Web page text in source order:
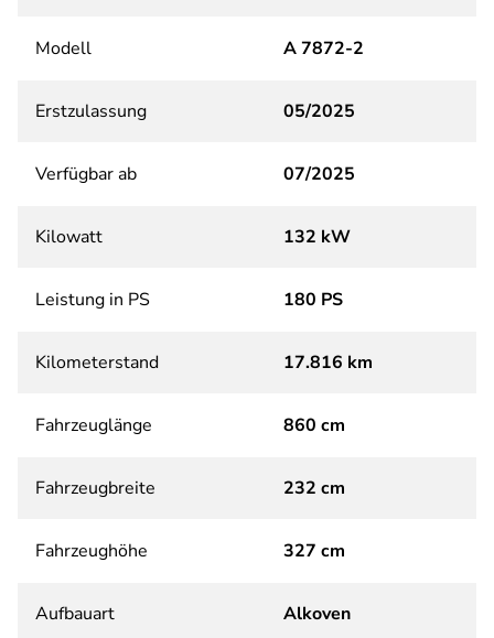
Modell A 7872-2
Erstzulassung 05/2025
Verfügbar ab 07/2025
Kilowatt 132 kW
Leistung in PS 180 PS
Kilometerstand 17.816 km
Fahrzeuglänge 860 cm
Fahrzeugbreite 232 cm
Fahrzeughöhe 327 cm
Aufbauart Alkoven